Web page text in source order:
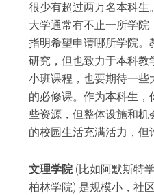
很少有超过两万名本科
大学通常有不止一所学
指明希望申请哪所学院。
研究，但也致力于本科
小班课程，也要期待一些
的必修课。作为本科生
些资源，但整体设施和机
的校园生活充满活力，但
文理学院(比如阿默斯特
柏林学院) 是规模小，社